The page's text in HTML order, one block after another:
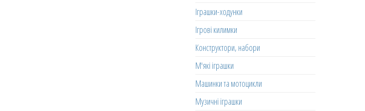
Іграшки-ходунки
Ігрові килимки
Конструктори, набори
М'які іграшки
Машинки та мотоцикли
Музичні іграшки